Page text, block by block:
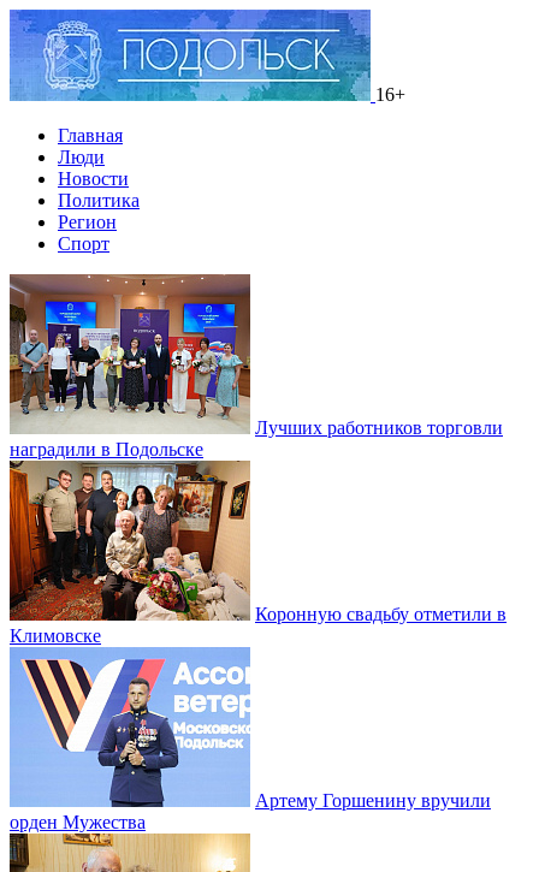
16+
Главная
Люди
Новости
Политика
Регион
Спорт
Лучших работников торговли
наградили в Подольске
Коронную свадьбу отметили в
Климовске
Артему Горшенину вручили
орден Мужества